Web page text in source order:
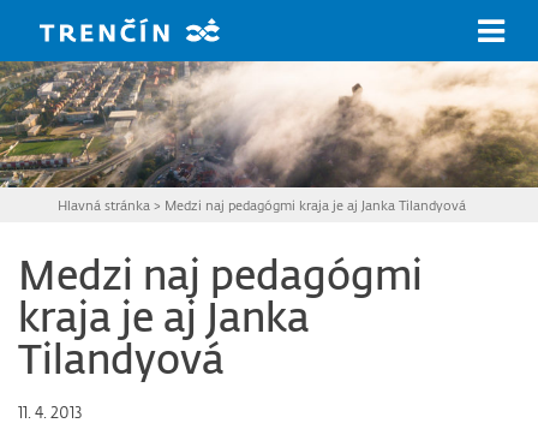
Hlavná stránka > Medzi naj pedagógmi kraja je aj Janka Tilandyová
Medzi naj pedagógmi
kraja je aj Janka
Tilandyová
11. 4. 2013